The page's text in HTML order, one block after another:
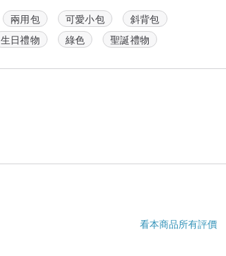
兩用包 可愛小包
斜背包
生日禮物 綠色 聖誕禮物
看本商品所有評價